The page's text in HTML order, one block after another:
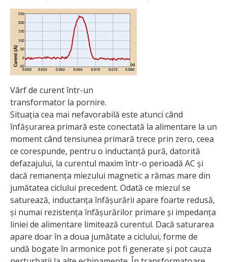
Vârf de curent într-un
transformator la pornire.
Situația cea mai nefavorabilă este atunci când
înfășurarea primară este conectată la alimentare la un
moment când tensiunea primară trece prin zero, ceea
ce corespunde, pentru o inductanță pură, datorită
defazajului, la curentul maxim într-o perioadă AC și
dacă remanența miezului magnetic a rămas mare din
jumătatea ciclului precedent. Odată ce miezul se
saturează, inductanța înfășurării apare foarte redusă,
și numai rezistența înfășurărilor primare și impedanța
liniei de alimentare limitează curentul. Dacă saturarea
apare doar în a doua jumătate a ciclului, forme de
undă bogate în armonice pot fi generate și pot cauza